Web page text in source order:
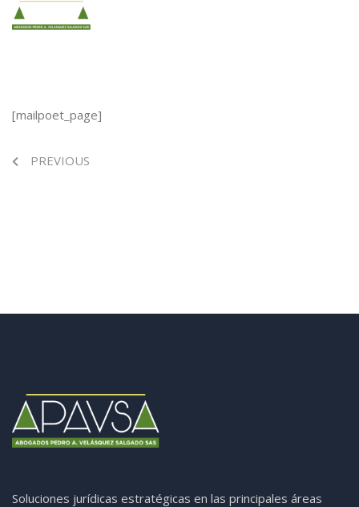
[mailpoet_page]
PREVIOUS
Soluciones jurídicas estratégicas en las principales áreas